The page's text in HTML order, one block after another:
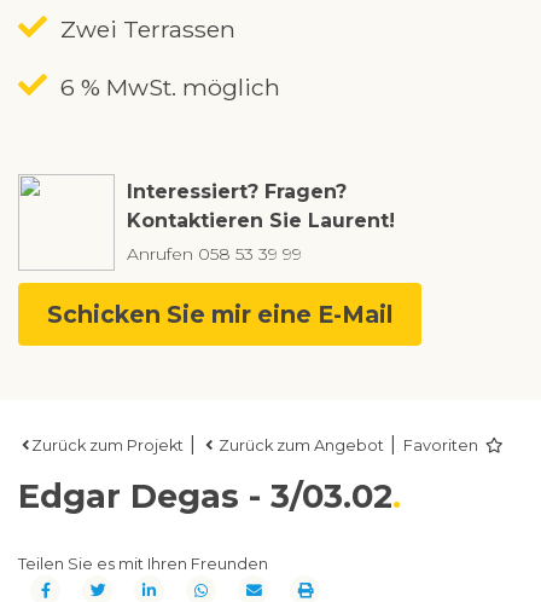
Zwei Terrassen
6 % MwSt. möglich
Interessiert? Fragen?
Kontaktieren Sie Laurent!
Anrufen 058 53 39 99
Schicken Sie mir eine E-Mail
Zurück zum Projekt Zurück zum Angebot Favoriten
Edgar Degas - 3/03.02
Teilen Sie es mit Ihren Freunden